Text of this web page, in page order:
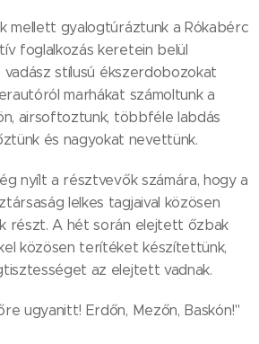
mellett gyalogtúráztunk a Rókabérc
foglalkozás keretein belül
vadász stílusú ékszerdobozokat
marhákat számoltunk a
airsoftoztunk, többféle labdás
és nagyokat nevettünk.
nyílt a résztvevők számára, hogy a
lelkes tagjaival közösen
részt. A hét során elejtett őzbak
közösen terítéket készítettünk,
az elejtett vadnak.
ugyanitt! Erdőn, Mezőn, Baskón!"